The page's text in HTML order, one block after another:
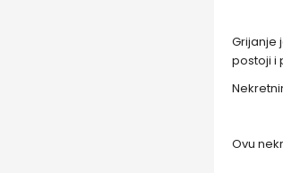
Grijanje
postoji i
Ovu